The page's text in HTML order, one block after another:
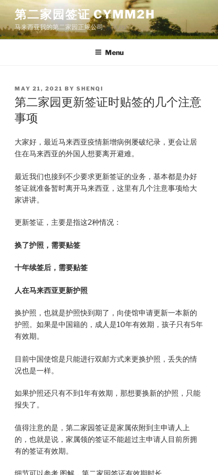
Skip
content
第二家园签证 CYMM2H
马来西亚我的第二家园正规公司
Menu
POSTED
ON
MAY 21, 2021 BY SHENQI
第二家园更新签证时贴签的几个注意
事项
​大家好，最近马来西亚疫情新增病例屡破纪录，更会让居
住在马来西亚的外国人想要离开避难。
最近我们也接到不少要求更新签证的业务，基本都是办好
签证就准备暂时离开马来西亚，这里有几个注意事项给大
家讲讲。
更新签证，主要是指这2种情况：
换了护照，需要贴签
十年续签后，需要贴签
人在马来西亚更新护照
换护照，也就是护照快到期了，向使馆申请更新一本新的
护照。如果是中国籍的，成人是10年有效期，孩子只有5年
有效期。
目前中国使馆是只能进行双邮方式来更换护照，丢失的情
况也是一样。
如果护照还只有不到1年有效期，那想要换新的护照，只能
报失了。
值得注意的是，第二家园签证是家属依附到主申请人上
的，也就是说，家属领的签证不能超过主申请人目前所拥
有的签证有效期。